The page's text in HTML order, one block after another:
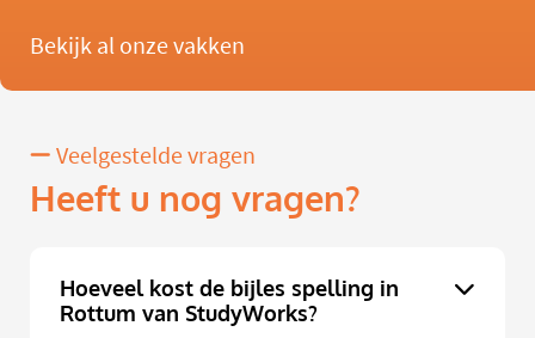
Bekijk al onze vakken
Veelgestelde vragen
Heeft u nog vragen?
Hoeveel kost de bijles spelling in
Rottum van StudyWorks?